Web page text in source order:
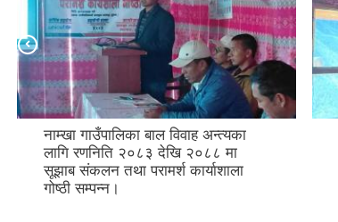
नाम्खा गाउँपालिका बाल विवाह अन्त्यका
लागि रणनिति २०८३ देखि २०८८ मा
सूझाब संकलन तथा परामर्श कार्याशाला
गोष्ठी सम्पन्न।